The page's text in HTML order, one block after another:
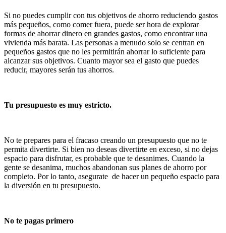
Si no puedes cumplir con tus objetivos de ahorro reduciendo gastos
más pequeños, como comer fuera, puede ser hora de explorar
formas de ahorrar dinero en grandes gastos, como encontrar una
vivienda más barata. Las personas a menudo solo se centran en
pequeños gastos que no les permitirán ahorrar lo suficiente para
alcanzar sus objetivos. Cuanto mayor sea el gasto que puedes
reducir, mayores serán tus ahorros.
Tu presupuesto es muy estricto.
No te prepares para el fracaso creando un presupuesto que no te
permita divertirte. Si bien no deseas divertirte en exceso, si no dejas
espacio para disfrutar, es probable que te desanimes. Cuando la
gente se desanima, muchos abandonan sus planes de ahorro por
completo. Por lo tanto, asegurate de hacer un pequeño espacio para
la diversión en tu presupuesto.
No te pagas primero